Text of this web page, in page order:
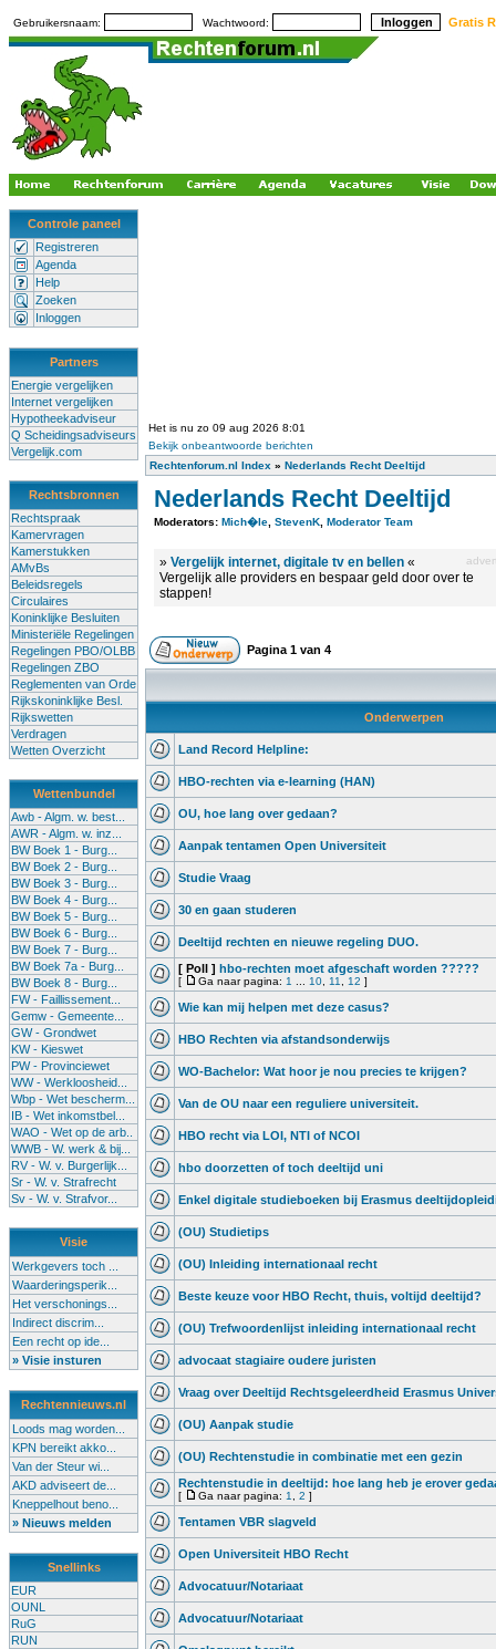
Gebruikersnaam: Wachtwoord: Gratis
Controle paneel
Registreren
Agenda
Help
Zoeken
Inloggen
Partners
Energie vergelijken
Internet vergelijken
Hypotheekadviseur
Q Scheidingsadviseurs
Vergelijk.com
Rechtsbronnen
Rechtspraak
Kamervragen
Kamerstukken
AMvBs
Beleidsregels
Circulaires
Koninklijke Besluiten
Ministeriële Regelingen
Regelingen PBO/OLBB
Regelingen ZBO
Reglementen van Orde
Rijkskoninklijke Besl.
Rijkswetten
Verdragen
Wetten Overzicht
Wettenbundel
Awb - Algm. w. best...
AWR - Algm. w. inz...
BW Boek 1 - Burg...
BW Boek 2 - Burg...
BW Boek 3 - Burg...
BW Boek 4 - Burg...
BW Boek 5 - Burg...
BW Boek 6 - Burg...
BW Boek 7 - Burg...
BW Boek 7a - Burg...
BW Boek 8 - Burg...
FW - Faillissement...
Gemw - Gemeente...
GW - Grondwet
KW - Kieswet
PW - Provinciewet
WW - Werkloosheid...
Wbp - Wet bescherm...
IB - Wet inkomstbel...
WAO - Wet op de arb..
WWB - W. werk & bij...
RV - W. v. Burgerlijk...
Sr - W. v. Strafrecht
Sv - W. v. Strafvor...
Visie
Werkgevers toch ...
Waarderingsperik...
Het verschonings...
Indirect discrim...
Een recht op ide...
» Visie insturen
Rechtennieuws.nl
Loods mag worden...
KPN bereikt akko...
Van der Steur wi...
AKD adviseert de...
Kneppelhout beno...
» Nieuws melden
Snellinks
EUR
OUNL
RuG
RUN
Het is nu zo 09 aug 2026 8:01
Bekijk onbeantwoorde berichten
Rechtenforum.nl Index » Nederlands Recht Deeltijd
Nederlands Recht Deeltijd
Moderators: Mich�le StevenK Moderator Team
» Vergelijk internet, digitale tv en bellen «
Vergelijk alle providers en bespaar geld door over te
stappen!
Pagina 1 van 4
Onderwerpen
Land Record Helpline:
HBO-rechten via e-learning (HAN)
OU, hoe lang over gedaan?
Aanpak tentamen Open Universiteit
Studie Vraag
30 en gaan studeren
Deeltijd rechten en nieuwe regeling DUO.
[ Poll ] hbo-rechten moet afgeschaft worden ?????
[ Ga naar pagina: 1 10 11 12 ]
Wie kan mij helpen met deze casus?
HBO Rechten via afstandsonderwijs
WO-Bachelor: Wat hoor je nou precies te krijgen?
Van de OU naar een reguliere universiteit.
HBO recht via LOI, NTI of NCOI
hbo doorzetten of toch deeltijd uni
Enkel digitale studieboeken bij Erasmus
(OU) Studietips
(OU) Inleiding internationaal recht
Beste keuze voor HBO Recht, thuis, voltijd deeltijd?
(OU) Trefwoordenlijst inleiding internationaal recht
advocaat stagiaire oudere juristen
Vraag over Deeltijd Rechtsgeleerdheid Erasmus
(OU) Aanpak studie
(OU) Rechtenstudie in combinatie met een gezin
Rechtenstudie in deeltijd: hoe lang heb je erover
[ Ga naar pagina: 1 2 ]
Tentamen VBR slagveld
Open Universiteit HBO Recht
Advocatuur/Notariaat
Advocatuur/Notariaat